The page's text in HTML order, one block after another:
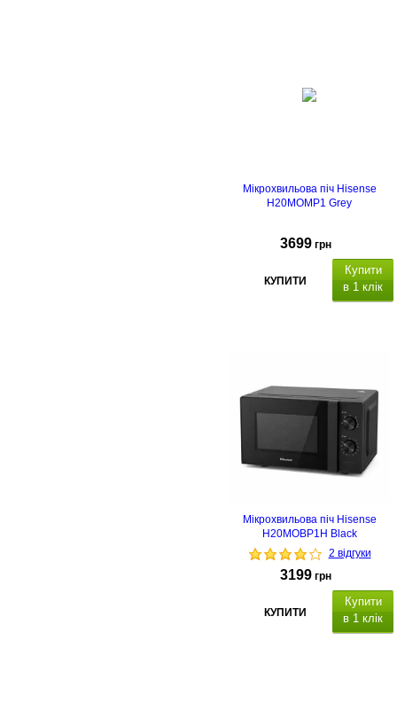
Мікрохвильова піч Hisense
H20MOMP1 Grey
3699 грн
КУПИТИ
Купити
в 1 клік
Мікрохвильова піч Hisense
H20MOBP1H Black
2 відгуки
3199 грн
КУПИТИ
Купити
в 1 клік